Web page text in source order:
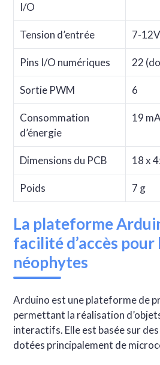
I/O
Tension d’entrée 7-12V
Pins I/O numériques 22
Sortie PWM 6
Consommation
d’énergie
19
Dimensions du PCB 18 x
Poids 7 g
La plateforme
facilité d’accès pour
néophytes
Arduino est une plateforme de
permettant la réalisation
interactifs. Elle est basée sur des
dotées principalement de